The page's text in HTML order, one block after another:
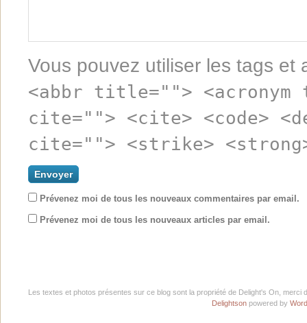
Vous pouvez utiliser les tags et
<abbr title="">
cite=""> <cite> <code>
cite=""> <strike>
Prévenez moi de tous les nouveaux commentaires par email.
Prévenez moi de tous les nouveaux articles par email.
Les textes et photos présentes sur ce blog sont la propriété de Delight's On,
Delightson powered by